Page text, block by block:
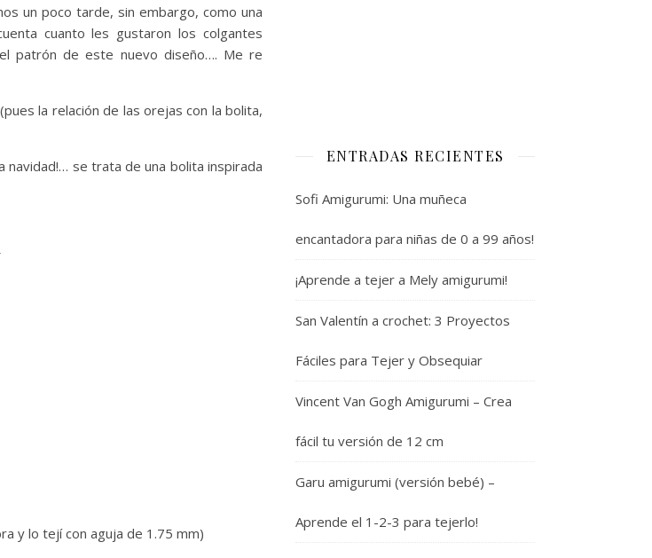
un poco tarde, sin embargo, como una
cuanto les gustaron los colgantes
patrón de este nuevo diseño…. Me re
la relación de las orejas con la bolita,
se trata de una bolita inspirada
y lo tejí con aguja de 1.75 mm)
ENTRADAS RECIENTES
Sofi Amigurumi: Una muñeca
encantadora para niñas de 0 a 99 años!
¡Aprende a tejer a Mely amigurumi!
San Valentín a crochet: 3 Proyectos
Fáciles para Tejer y Obsequiar
Vincent Van Gogh Amigurumi – Crea
fácil tu versión de 12 cm
Garu amigurumi (versión bebé) –
Aprende el 1-2-3 para tejerlo!